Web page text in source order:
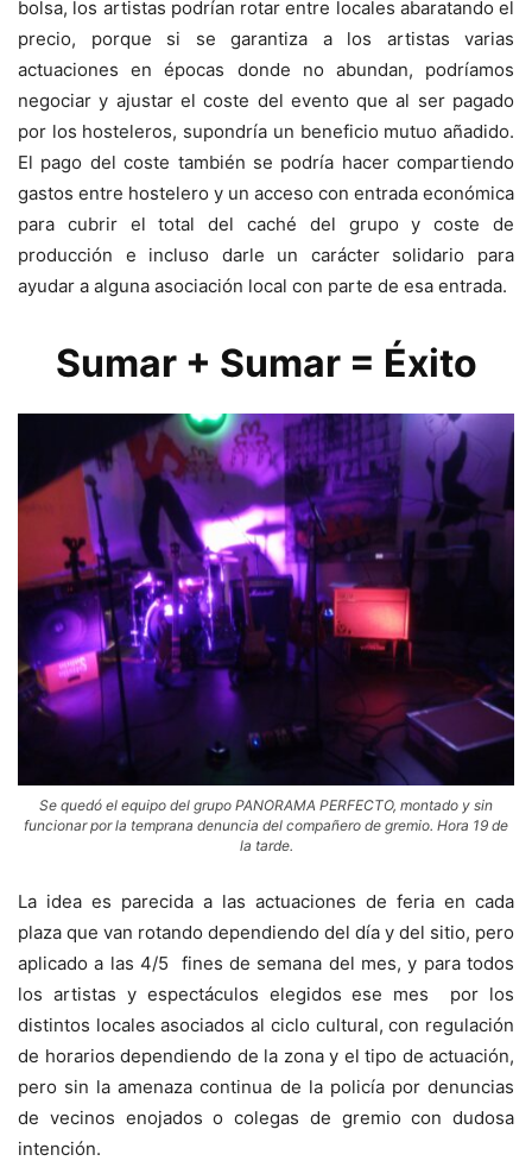
bolsa, los artistas podrían rotar entre locales abaratando el
precio, porque si se garantiza a los artistas varias
actuaciones en épocas donde no abundan, podríamos
negociar y ajustar el coste del evento que al ser pagado
por los hosteleros, supondría un beneficio mutuo añadido.
El pago del coste también se podría hacer compartiendo
gastos entre hostelero y un acceso con entrada económica
para cubrir el total del caché del grupo y coste de
producción e incluso darle un carácter solidario para
ayudar a alguna asociación local con parte de esa entrada.
Sumar + Sumar = Éxito
Se quedó el equipo del grupo PANORAMA PERFECTO, montado y sin
funcionar por la temprana denuncia del compañero de gremio. Hora 19 de
la tarde.
La idea es parecida a las actuaciones de feria en cada
plaza que van rotando dependiendo del día y del sitio, pero
aplicado a las 4/5 fines de semana del mes, y para todos
los artistas y espectáculos elegidos ese mes por los
distintos locales asociados al ciclo cultural, con regulación
de horarios dependiendo de la zona y el tipo de actuación,
pero sin la amenaza continua de la policía por denuncias
de vecinos enojados o colegas de gremio con dudosa
intención.